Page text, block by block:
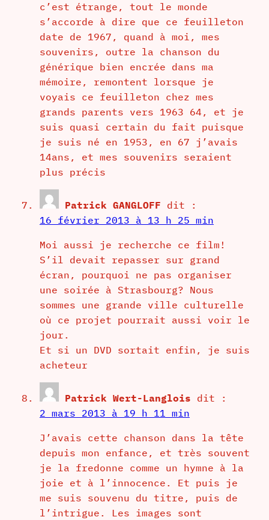
c’est étrange, tout le monde
s’accorde à dire que ce feuilleton
date de 1967, quand à moi, mes
souvenirs, outre la chanson du
générique bien encrée dans ma
mémoire, remontent lorsque je
voyais ce feuilleton chez mes
grands parents vers 1963 64, et je
suis quasi certain du fait puisque
je suis né en 1953, en 67 j’avais
14ans, et mes souvenirs seraient
plus précis
Patrick GANGLOFF dit :
16 février 2013 à 13 h 25 min
Moi aussi je recherche ce film!
S’il devait repasser sur grand
écran, pourquoi ne pas organiser
une soirée à Strasbourg? Nous
sommes une grande ville culturelle
où ce projet pourrait aussi voir le
jour.
Et si un DVD sortait enfin, je suis
acheteur
Patrick Wert-Langlois dit :
2 mars 2013 à 19 h 11 min
J’avais cette chanson dans la tête
depuis mon enfance, et très souvent
je la fredonne comme un hymne à la
joie et à l’innocence. Et puis je
me suis souvenu du titre, puis de
l’intrigue. Les images sont